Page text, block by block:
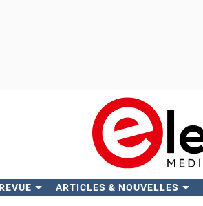
REVUE ARTICLES & NOUVELLES